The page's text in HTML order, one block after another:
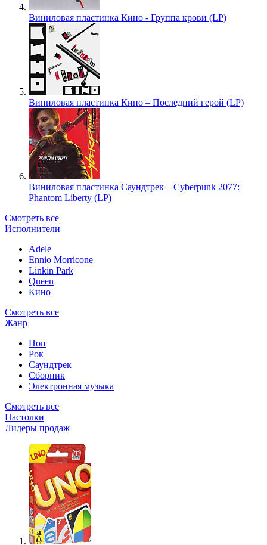
Виниловая пластинка Кино - Группа крови (LP)
Виниловая пластинка Кино – Последний герой (LP)
Виниловая пластинка Саундтрек – Cyberpunk 2077:
Phantom Liberty (LP)
Смотреть все
Исполнители
Adele
Ennio Morricone
Linkin Park
Queen
Кино
Смотреть все
Жанр
Поп
Рок
Саундтрек
Сборник
Электронная музыка
Смотреть все
Настолки
Лидеры продаж